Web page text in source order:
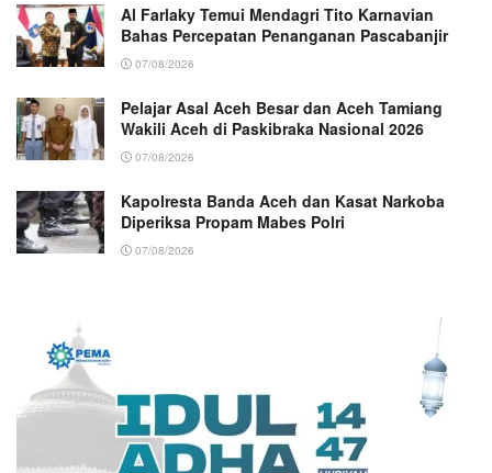
Al Farlaky Temui Mendagri Tito Karnavian
Bahas Percepatan Penanganan Pascabanjir
07/08/2026
Pelajar Asal Aceh Besar dan Aceh Tamiang
Wakili Aceh di Paskibraka Nasional 2026
07/08/2026
Kapolresta Banda Aceh dan Kasat Narkoba
Diperiksa Propam Mabes Polri
07/08/2026